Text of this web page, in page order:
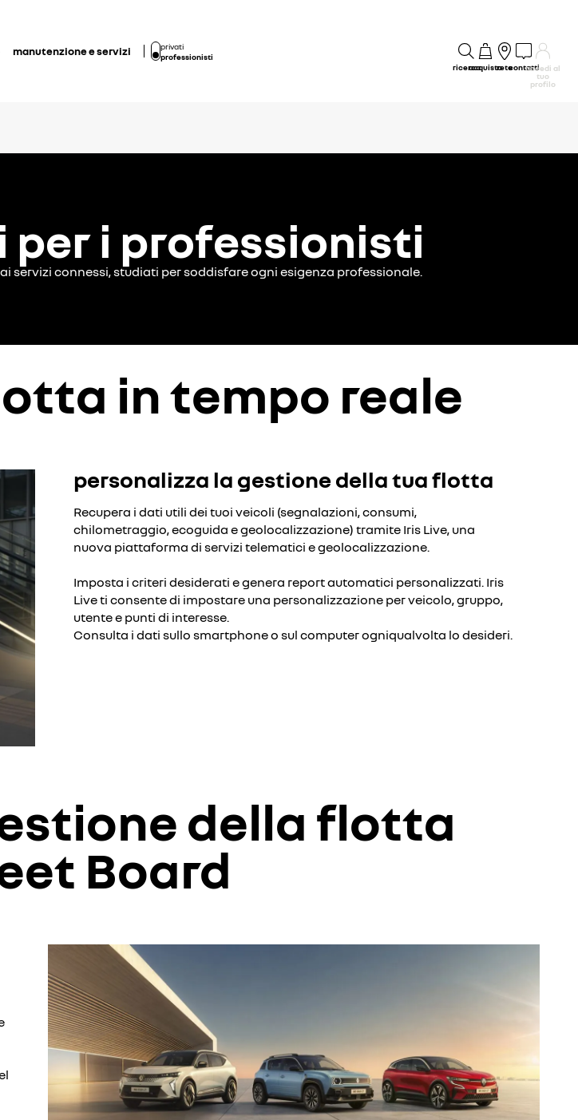
manutenzione e servizi
privati
professionisti
ricercaacquistoretecontattiaccedi al
tuo
profilo
per i professionisti
servizi connessi, studiati per soddisfare ogni esigenza professionale.
in tempo reale
personalizza la gestione della tua flotta
Recupera i dati utili dei tuoi veicoli (segnalazioni, consumi,
chilometraggio, ecoguida e geolocalizzazione) tramite Iris Live, una
nuova piattaforma di servizi telematici e geolocalizzazione.
Imposta i criteri desiderati e genera report automatici personalizzati. Iris
Live ti consente di impostare una personalizzazione per veicolo, gruppo,
utente e punti di interesse.
Consulta i dati sullo smartphone o sul computer ogniqualvolta lo desideri.
della flotta
Board